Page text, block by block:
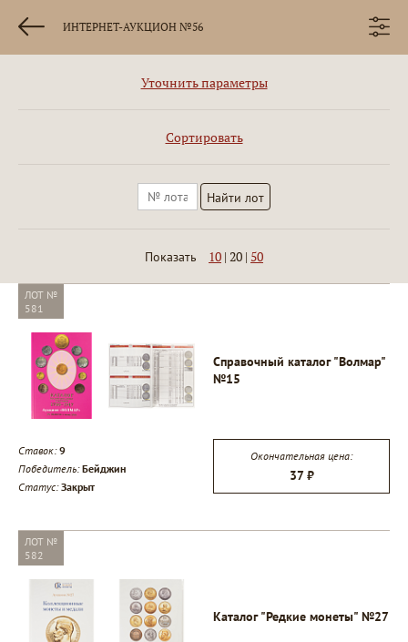
ИНТЕРНЕТ-АУКЦИОН №56
Уточнить параметры
Сортировать
Показать 10 | 20 | 50
ЛОТ №
581
Справочный каталог "Волмар"
№15
Ставок:9
Победитель: Бейджин
Статус:Закрыт
Окончательная цена:
37 ₽
ЛОТ №
582
Каталог "Редкие монеты" №27